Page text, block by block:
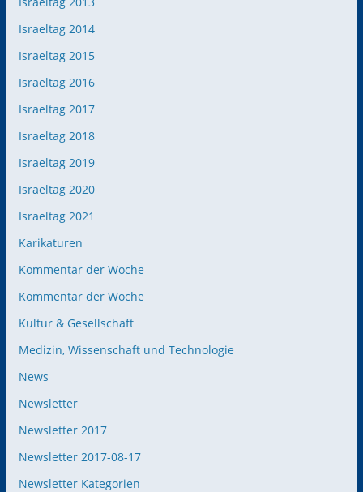
Israeltag 2014
Israeltag 2015
Israeltag 2016
Israeltag 2017
Israeltag 2018
Israeltag 2019
Israeltag 2020
Israeltag 2021
Karikaturen
Kommentar der Woche
Kommentar der Woche
Kultur & Gesellschaft
Medizin, Wissenschaft und Technologie
News
Newsletter
Newsletter 2017
Newsletter 2017-08-17
Newsletter Kategorien